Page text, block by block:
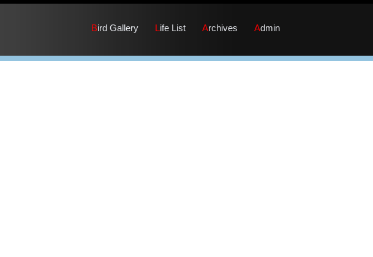
Bird Gallery Life List Archives Admin